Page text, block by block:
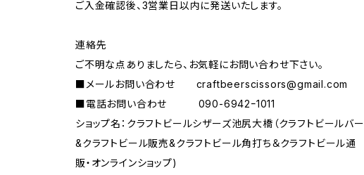
ご入金確認後、3営業日以内に発送いたします。
連絡先
ご不明な点ありましたら、お気軽にお問い合わせ下さい。
■メールお問い合わせ craftbeerscissors@gmail.com
■電話お問い合わせ 090-6942ｰ1011
ショップ名：クラフトビールシザーズ池尻大橋（クラフトビールバー
&クラフトビール販売&クラフトビール角打ち＆クラフトビール通
販・オンラインショップ)